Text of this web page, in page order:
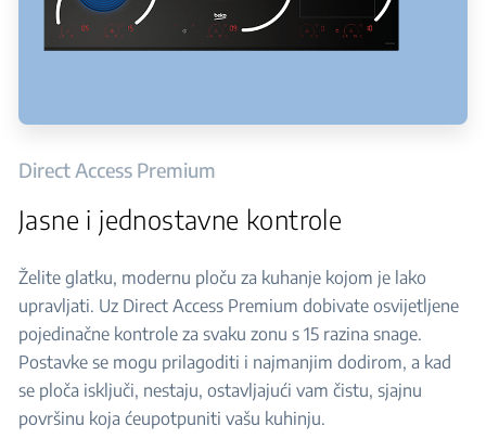
Direct Access Premium
Jasne i jednostavne kontrole
Želite glatku, modernu ploču za kuhanje kojom je lako
upravljati. Uz Direct Access Premium dobivate osvijetljene
pojedinačne kontrole za svaku zonu s 15 razina snage.
Postavke se mogu prilagoditi i najmanjim dodirom, a kad
se ploča isključi, nestaju, ostavljajući vam čistu, sjajnu
površinu koja ćeupotpuniti vašu kuhinju.